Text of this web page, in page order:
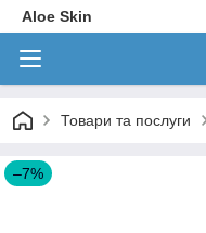
Aloe Skin
Товари та послуги
–7%